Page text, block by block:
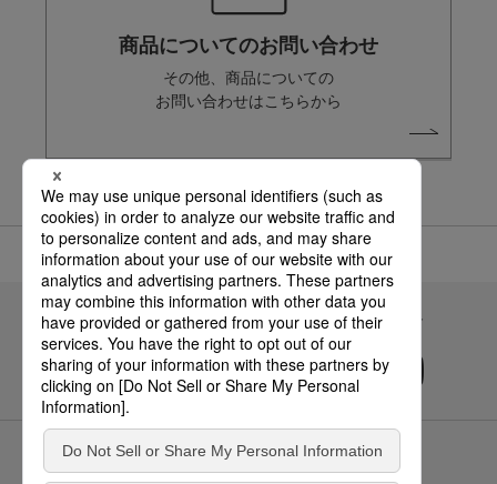
商品についてのお問い合わせ
その他、商品についての
お問い合わせはこちらから
Panasonicの住まい・くらし SNSアカウント
サイトのご利用にあたって
クッキーポリシー
個人情報保護方針
パナソニック ホールディングス